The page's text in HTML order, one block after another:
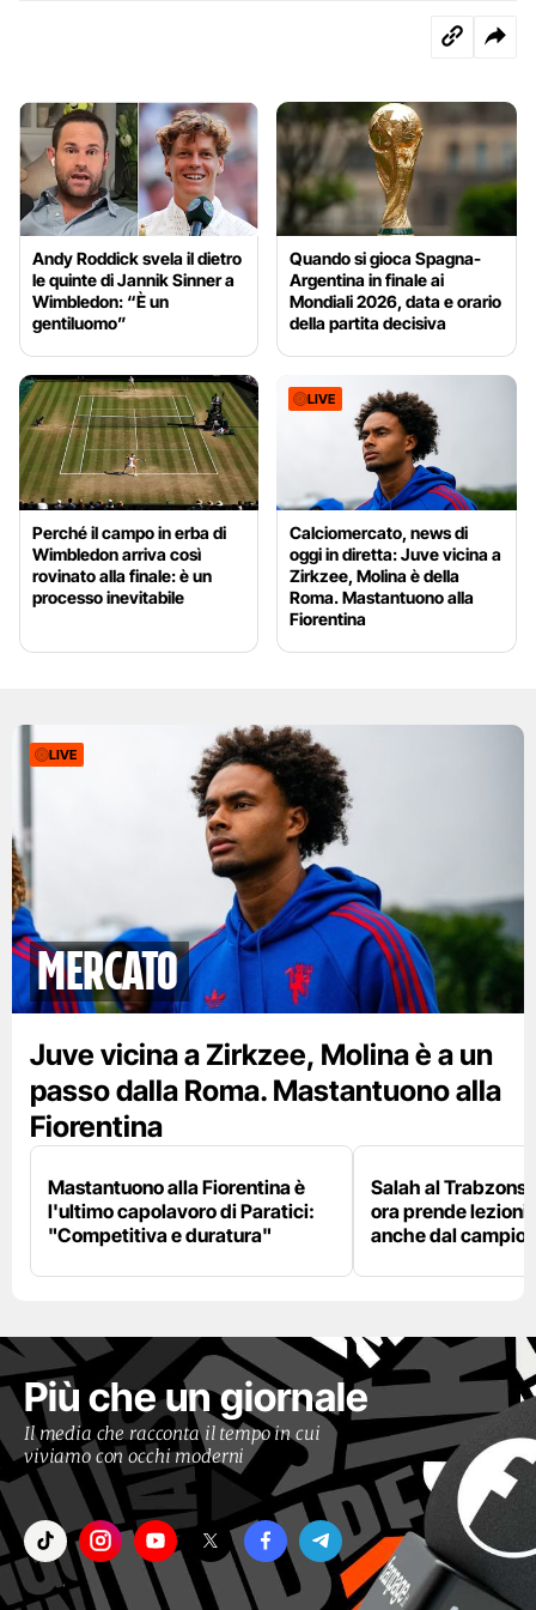
Andy Roddick svela il dietro
le quinte di Jannik Sinner a
Wimbledon: “È un
gentiluomo”
Quando si gioca Spagna-
Argentina in finale ai
Mondiali 2026, data e orario
della partita decisiva
Perché il campo in erba di
Wimbledon arriva così
rovinato alla finale: è un
processo inevitabile
LIVE
Calciomercato, news di
oggi in diretta: Juve vicina a
Zirkzee, Molina è della
Roma. Mastantuono alla
Fiorentina
LIVE
mercato
Juve vicina a Zirkzee, Molina è a un
passo dalla Roma. Mastantuono alla
Fiorentina
Mastantuono alla Fiorentina è
l'ultimo capolavoro di Paratici:
"Competitiva e duratura"
Salah al
ora prende lezioni
anche dal
Più che un giornale
Il media che racconta il tempo in cui
viviamo con occhi moderni